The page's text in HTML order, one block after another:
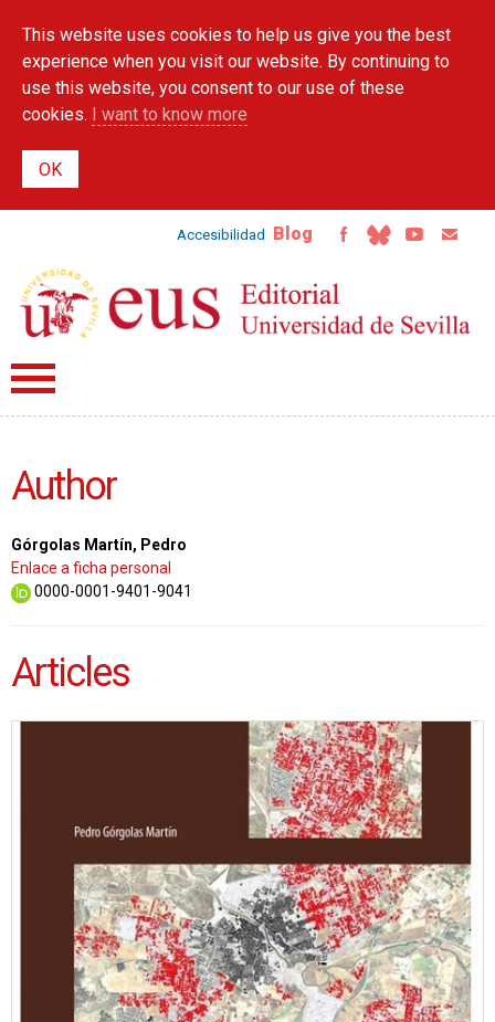
main
content
This website uses cookies to help us give you the best
experience when you visit our website. By continuing to
use this website, you consent to our use of these
cookies. I want to know more
Accesibilidad Blog
Author
Górgolas Martín, Pedro
Enlace a ficha personal
0000-0001-9401-9041
Articles